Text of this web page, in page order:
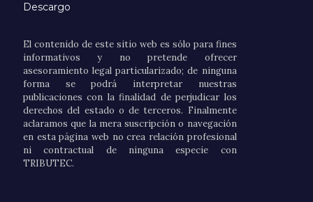
Descargo
El contenido de este sitio web es sólo para fines
informativos y no pretende ofrecer
asesoramiento legal particularizado; de ninguna
forma se podrá interpretar nuestras
publicaciones con la finalidad de perjudicar los
derechos del estado o de terceros. Finalmente
aclaramos que la mera suscripción o navegación
en esta página web no crea relación profesional
ni contractual de ninguna especie con
TRIBUTEC.